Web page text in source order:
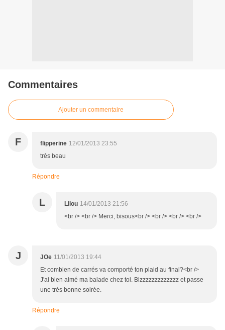
Commentaires
Ajouter un commentaire
F flipperine 12/01/2013 23:55
très beau
Répondre
L Lilou 14/01/2013 21:56
<br /> <br /> Merci, bisous<br /> <br /> <br /> <br />
J JOe 11/01/2013 19:44
Et combien de carrés va comporté ton plaid au final?<br />
J'ai bien aimé ma balade chez toi. Bizzzzzzzzzzzzz et passe
une très bonne soirée.
Répondre